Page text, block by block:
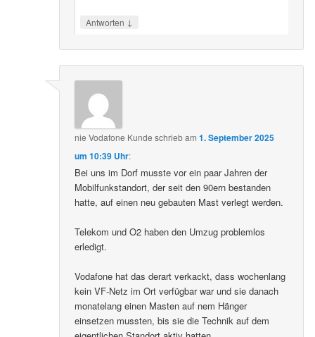
Antworten ↓
nie Vodafone Kunde schriebam1. September 2025
um 10:39 Uhr:
Bei uns im Dorf musste vor ein paar Jahren der
Mobilfunkstandort, der seit den 90ern bestanden
hatte, auf einen neu gebauten Mast verlegt werden.
Telekom und O2 haben den Umzug problemlos
erledigt.
Vodafone hat das derart verkackt, dass wochenlang
kein VF-Netz im Ort verfügbar war und sie danach
monatelang einen Masten auf nem Hänger
einsetzen mussten, bis sie die Technik auf dem